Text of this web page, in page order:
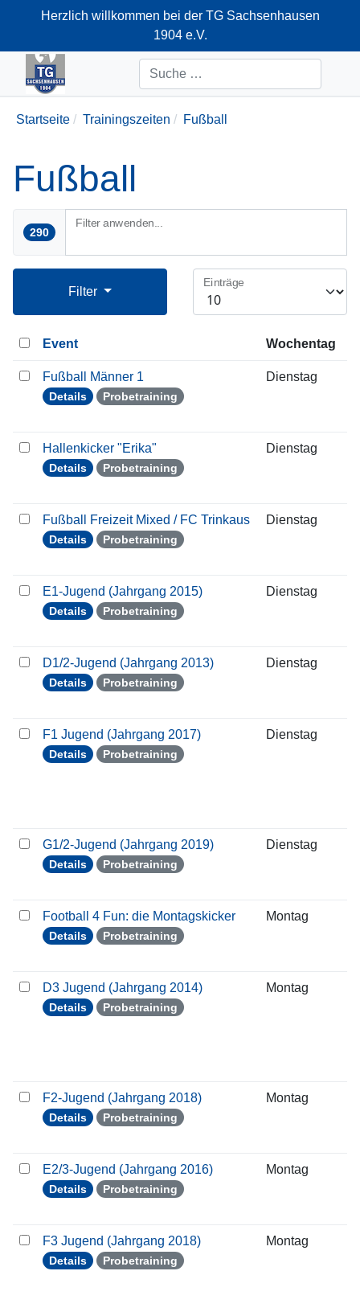
Herzlich willkommen bei der TG Sachsenhausen
1904 e.V.
+49-69-66374712
Suchen
Startseite Trainingszeiten Fußball
Fußball
290
Filter anwenden...
Filter
Einträge
Event Wochentag
Fußball Männer 1
Details Probetraining
Dienstag
Hallenkicker "Erika"
Details Probetraining
Dienstag
Fußball Freizeit Mixed / FC Trinkaus
Details Probetraining
Dienstag
E1-Jugend (Jahrgang 2015)
Details Probetraining
Dienstag
D1/2-Jugend (Jahrgang 2013)
Details Probetraining
Dienstag
F1 Jugend (Jahrgang 2017)
Details Probetraining
Dienstag
G1/2-Jugend (Jahrgang 2019)
Details Probetraining
Dienstag
Football 4 Fun: die Montagskicker
Details Probetraining
Montag
D3 Jugend (Jahrgang 2014)
Details Probetraining
Montag
F2-Jugend (Jahrgang 2018)
Details Probetraining
Montag
E2/3-Jugend (Jahrgang 2016)
Details Probetraining
Montag
F3 Jugend (Jahrgang 2018)
Details Probetraining
Montag